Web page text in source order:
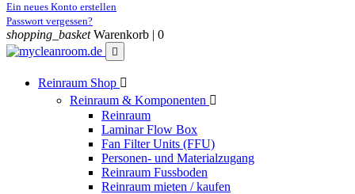
Ein neues Konto erstellen
Passwort vergessen?
shopping_basket Warenkorb | 0

Reinraum Shop 
Reinraum & Komponenten 
Reinraum
Laminar Flow Box
Fan Filter Units (FFU)
Personen- und Materialzugang
Reinraum Fussboden
Reinraum mieten / kaufen